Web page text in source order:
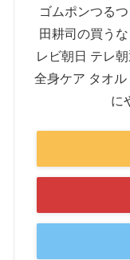
ゴムポンつる
田耕司の買う
レビ朝日 テレ
全身ケア タオ
に